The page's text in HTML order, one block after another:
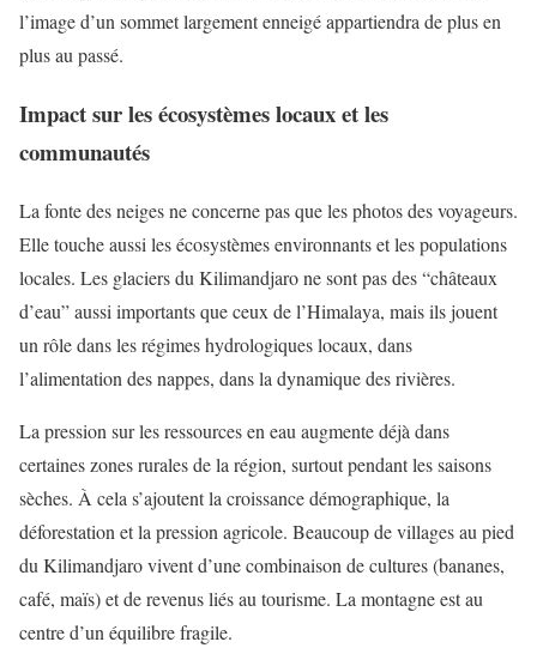
l’image d’un sommet largement enneigé appartiendra de plus en
plus au passé.
Impact sur les écosystèmes locaux et les
communautés
La fonte des neiges ne concerne pas que les photos des voyageurs.
Elle touche aussi les écosystèmes environnants et les populations
locales. Les glaciers du Kilimandjaro ne sont pas des “châteaux
d’eau” aussi importants que ceux de l’Himalaya, mais ils jouent
un rôle dans les régimes hydrologiques locaux, dans
l’alimentation des nappes, dans la dynamique des rivières.
La pression sur les ressources en eau augmente déjà dans
certaines zones rurales de la région, surtout pendant les saisons
sèches. À cela s’ajoutent la croissance démographique, la
déforestation et la pression agricole. Beaucoup de villages au pied
du Kilimandjaro vivent d’une combinaison de cultures (bananes,
café, maïs) et de revenus liés au tourisme. La montagne est au
centre d’un équilibre fragile.